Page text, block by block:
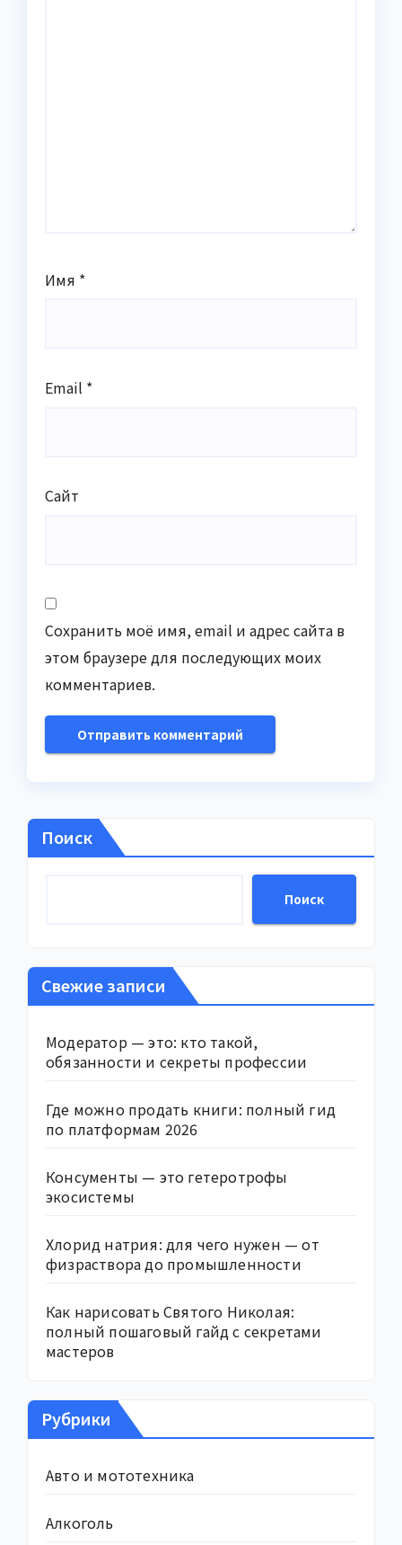
Имя *
Email *
Сайт
Сохранить моё имя, email и адрес сайта в
этом браузере для последующих моих
комментариев.
Поиск
Поиск
Свежие записи
Модератор — это: кто такой,
обязанности и секреты профессии
Где можно продать книги: полный гид
по платформам 2026
Консументы — это гетеротрофы
экосистемы
Хлорид натрия: для чего нужен — от
физраствора до промышленности
Как нарисовать Святого Николая:
полный пошаговый гайд с секретами
мастеров
Рубрики
Авто и мототехника
Алкоголь